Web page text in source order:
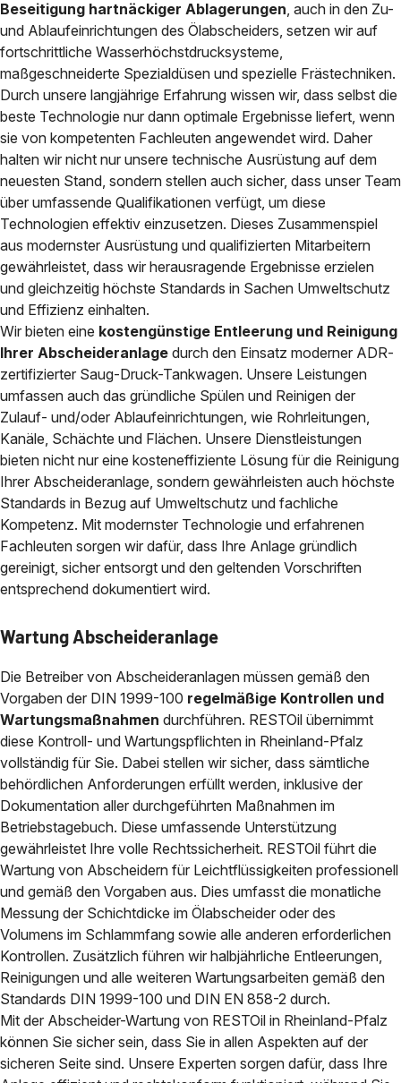
Beseitigung hartnäckiger Ablagerungen , auch in den Zu-
und Ablaufeinrichtungen des Ölabscheiders, setzen wir auf
fortschrittliche Wasserhöchstdrucksysteme,
maßgeschneiderte Spezialdüsen und spezielle Frästechniken.
Durch unsere langjährige Erfahrung wissen wir, dass selbst die
beste Technologie nur dann optimale Ergebnisse liefert, wenn
sie von kompetenten Fachleuten angewendet wird. Daher
halten wir nicht nur unsere technische Ausrüstung auf dem
neuesten Stand, sondern stellen auch sicher, dass unser Team
über umfassende Qualifikationen verfügt, um diese
Technologien effektiv einzusetzen. Dieses Zusammenspiel
aus modernster Ausrüstung und qualifizierten Mitarbeitern
gewährleistet, dass wir herausragende Ergebnisse erzielen
und gleichzeitig höchste Standards in Sachen Umweltschutz
und Effizienz einhalten.
Wir bieten eine kostengünstige Entleerung und Reinigung
Ihrer Abscheideranlage durch den Einsatz moderner ADR-
zertifizierter Saug-Druck-Tankwagen. Unsere Leistungen
umfassen auch das gründliche Spülen und Reinigen der
Zulauf- und/oder Ablaufeinrichtungen, wie Rohrleitungen,
Kanäle, Schächte und Flächen. Unsere Dienstleistungen
bieten nicht nur eine kosteneffiziente Lösung für die Reinigung
Ihrer Abscheideranlage, sondern gewährleisten auch höchste
Standards in Bezug auf Umweltschutz und fachliche
Kompetenz. Mit modernster Technologie und erfahrenen
Fachleuten sorgen wir dafür, dass Ihre Anlage gründlich
gereinigt, sicher entsorgt und den geltenden Vorschriften
entsprechend dokumentiert wird.
Wartung Abscheideranlage
Die Betreiber von Abscheideranlagen müssen gemäß den
Vorgaben der DIN 1999-100 regelmäßige Kontrollen und
Wartungsmaßnahmen durchführen. RESTOil übernimmt
diese Kontroll- und Wartungspflichten in Rheinland-Pfalz
vollständig für Sie. Dabei stellen wir sicher, dass sämtliche
behördlichen Anforderungen erfüllt werden, inklusive der
Dokumentation aller durchgeführten Maßnahmen im
Betriebstagebuch. Diese umfassende Unterstützung
gewährleistet Ihre volle Rechtssicherheit. RESTOil führt die
Wartung von Abscheidern für Leichtflüssigkeiten professionell
und gemäß den Vorgaben aus. Dies umfasst die monatliche
Messung der Schichtdicke im Ölabscheider oder des
Volumens im Schlammfang sowie alle anderen erforderlichen
Kontrollen. Zusätzlich führen wir halbjährliche Entleerungen,
Reinigungen und alle weiteren Wartungsarbeiten gemäß den
Standards DIN 1999-100 und DIN EN 858-2 durch.
Mit der Abscheider-Wartung von RESTOil in Rheinland-Pfalz
können Sie sicher sein, dass Sie in allen Aspekten auf der
sicheren Seite sind. Unsere Experten sorgen dafür, dass Ihre